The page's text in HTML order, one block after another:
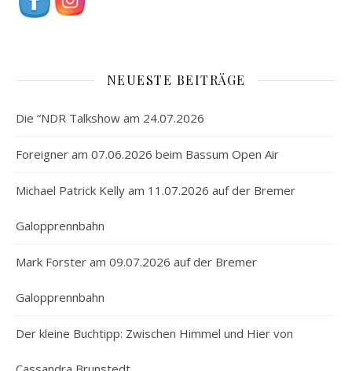
NEUESTE BEITRÄGE
Die “NDR Talkshow am 24.07.2026
Foreigner am 07.06.2026 beim Bassum Open Air
Michael Patrick Kelly am 11.07.2026 auf der Bremer
Galopprennbahn
Mark Forster am 09.07.2026 auf der Bremer
Galopprennbahn
Der kleine Buchtipp: Zwischen Himmel und Hier von